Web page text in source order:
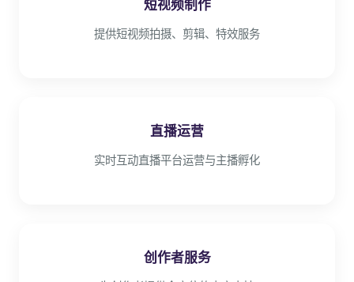
短视频制作
提供短视频拍摄、剪辑、特效服务
直播运营
实时互动直播平台运营与主播孵化
创作者服务